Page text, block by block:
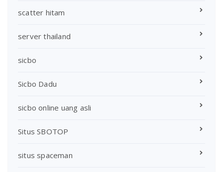
scatter hitam
server thailand
sicbo
Sicbo Dadu
sicbo online uang asli
Situs SBOTOP
situs spaceman